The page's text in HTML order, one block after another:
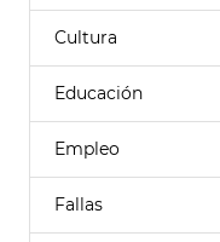
Cultura
Educación
Empleo
Fallas